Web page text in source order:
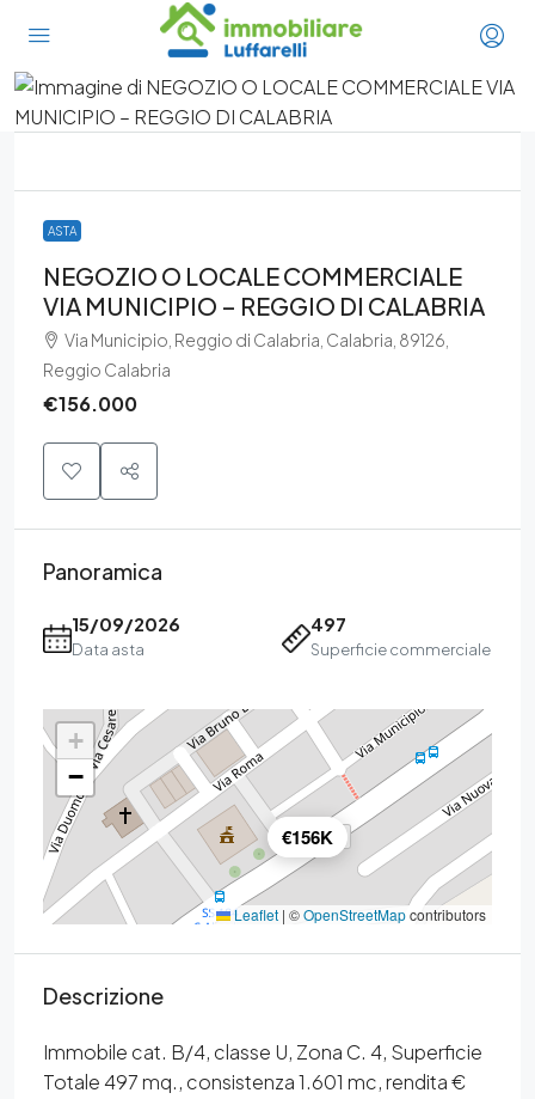
ASTA
NEGOZIO O LOCALE COMMERCIALE
VIA MUNICIPIO – REGGIO DI CALABRIA
Via Municipio, Reggio di Calabria, Calabria, 89126,
Reggio Calabria
€156.000
Panoramica
15/09/2026
Data asta
497
Superficie commerciale
€156K
+
−
Leaflet | ©OpenStreetMapcontributors
Descrizione
Immobile cat. B/4, classe U, Zona C. 4, Superficie
Totale 497 mq., consistenza 1.601 mc, rendita €